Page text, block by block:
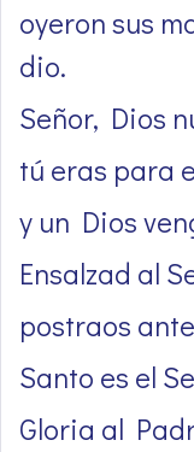
oyeron sus
dio.
Señor, Dios
tú eras para
y un Dios
Ensalzad al
postraos
Santo es el
Gloria al